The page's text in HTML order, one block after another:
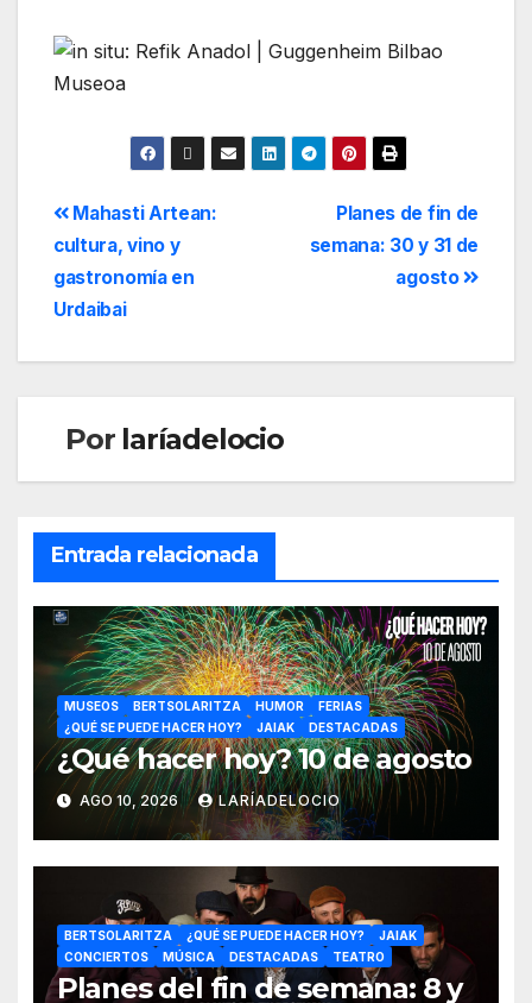
Planes de fin de
semana: 30 y 31 de
agosto
Mahasti Artean:
cultura, vino y
gastronomía en
Urdaibai
Por laríadelocio
Entrada relacionada
MUSEOS BERTSOLARITZA HUMOR
FERIAS
¿QUÉ SE PUEDE HACER HOY?
JAIAK DESTACADAS
¿Qué hacer hoy? 10 de agosto
AGO 10, 2026 LARÍADELOCIO
BERTSOLARITZA ¿QUÉ SE PUEDE HACER HOY?
JAIAK
CONCIERTOS
MÚSICA DESTACADAS TEATRO
Planes del fin de semana: 8 y